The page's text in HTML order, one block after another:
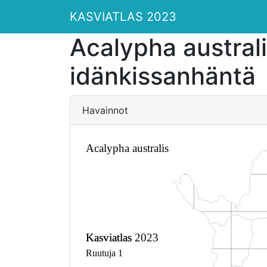
KASVIATLAS 2023
Acalypha
idänkissanhäntä
Havainnot